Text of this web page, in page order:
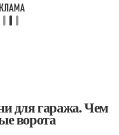
для гаража. Чем
ворота